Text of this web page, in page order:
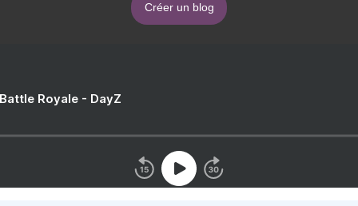
Créer un blog
Royale - DayZ